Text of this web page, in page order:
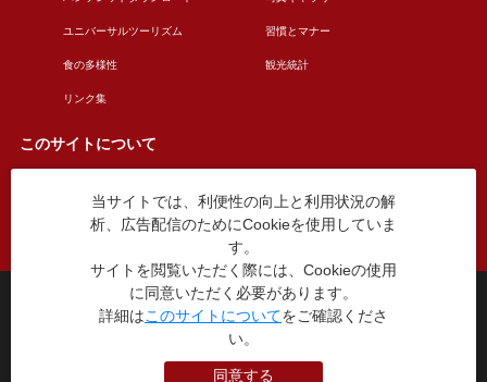
ユニバーサルツーリズム 習慣とマナー
食の多様性 観光統計
リンク集
このサイトについて
このサイトについて 広告掲載について
お問い合わせ
台東区役所観光課
〒110-8615 東京都台東区東上野4丁目5番6号
TEL：03-5246-1151
当サイトでは、利便性の向上と利用状況の解
析、広告配信のためにCookieを使用していま
す。
サイトを閲覧いただく際には、Cookieの使用
に同意いただく必要があります。
詳細はこのサイトについてをご確認くださ
い。
同意する